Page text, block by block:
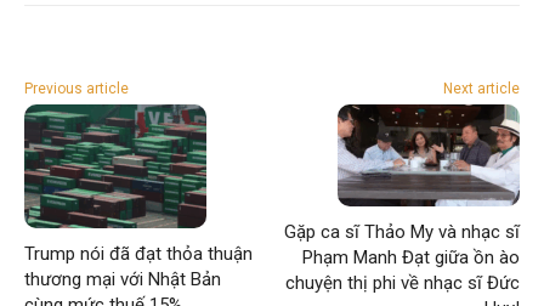
Previous article
Trump nói đã đạt thỏa thuận
thương mại với Nhật Bản
Next article
Gặp ca sĩ Thảo My và nhạc sĩ
Phạm Manh Đạt giữa ồn ào
chuyện thị phi về nhạc sĩ Đức